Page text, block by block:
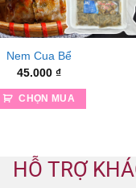
Nem Cua Bể
45.000 ₫
CHỌN MUA
HỖ TRỢ